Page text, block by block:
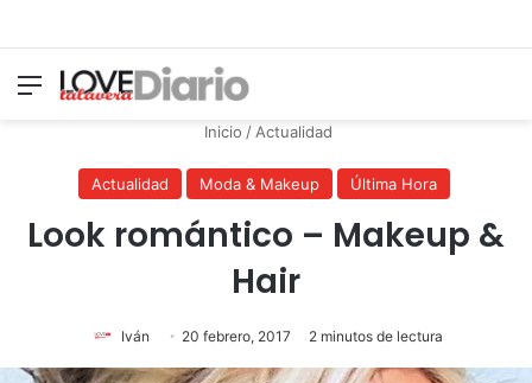
Menú
Inicio /Actualidad
Actualidad Moda & Makeup Última Hora
Look romántico – Makeup &
Hair
Iván 20 febrero, 2017 2 minutos de lectura